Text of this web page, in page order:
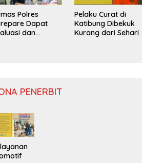
Polres
Dapat
dan
Pelaku Curat di
Katibung Dibekuk
Kurang dari Sehari
PENERBIT